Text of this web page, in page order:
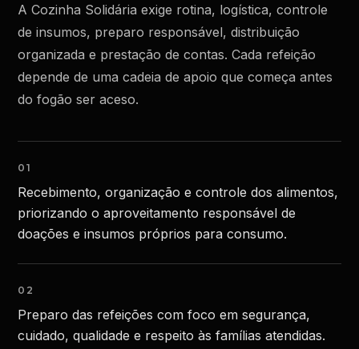
A Cozinha Solidária exige rotina, logística, controle
de insumos, preparo responsável, distribuição
organizada e prestação de contas. Cada refeição
depende de uma cadeia de apoio que começa antes
do fogão ser aceso.
01
Recebimento, organização e controle dos alimentos,
priorizando o aproveitamento responsável de
doações e insumos próprios para consumo.
02
Preparo das refeições com foco em segurança,
cuidado, qualidade e respeito às famílias atendidas.